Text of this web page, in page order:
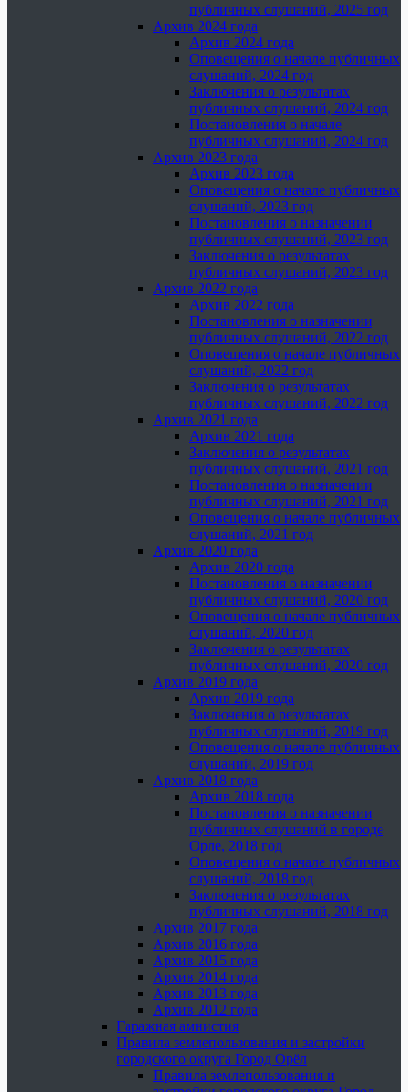
публичных слушаний, 2025 год
Архив 2024 года
Архив 2024 года
Оповещения о начале публичных
слушаний, 2024 год
Заключения о результатах
публичных слушаний, 2024 год
Постановления о начале
публичных слушаний, 2024 год
Архив 2023 года
Архив 2023 года
Оповещения о начале публичных
слушаний, 2023 год
Постановления о назначении
публичных слушаний, 2023 год
Заключения о результатах
публичных слушаний, 2023 год
Архив 2022 года
Архив 2022 года
Постановления о назначении
публичных слушаний, 2022 год
Оповещения о начале публичных
слушаний, 2022 год
Заключения о результатах
публичных слушаний, 2022 год
Архив 2021 года
Архив 2021 года
Заключения о результатах
публичных слушаний, 2021 год
Постановления о назначении
публичных слушаний, 2021 год
Оповещения о начале публичных
слушаний, 2021 год
Архив 2020 года
Архив 2020 года
Постановления о назначении
публичных слушаний, 2020 год
Оповещения о начале публичных
слушаний, 2020 год
Заключения о результатах
публичных слушаний, 2020 год
Архив 2019 года
Архив 2019 года
Заключения о результатах
публичных слушаний, 2019 год
Оповещения о начале публичных
слушаний, 2019 год
Архив 2018 года
Архив 2018 года
Постановления о назначении
публичных слушаний в городе
Орле, 2018 год
Оповещения о начале публичных
слушаний, 2018 год
Заключения о результатах
публичных слушаний, 2018 год
Архив 2017 года
Архив 2016 года
Архив 2015 года
Архив 2014 года
Архив 2013 года
Архив 2012 года
Гаражная амнистия
Правила землепользования и застройки
городского округа Город Орёл
Правила землепользования и